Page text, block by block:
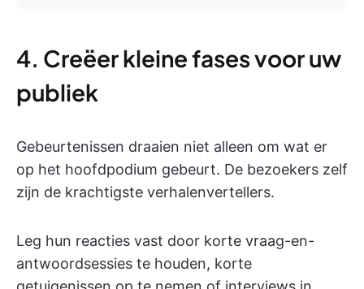
4. Creëer kleine fases voor uw
publiek
Gebeurtenissen draaien niet alleen om wat er
op het hoofdpodium gebeurt. De bezoekers zelf
zijn de krachtigste verhalenvertellers.
Leg hun reacties vast door korte vraag-en-
antwoordsessies te houden, korte